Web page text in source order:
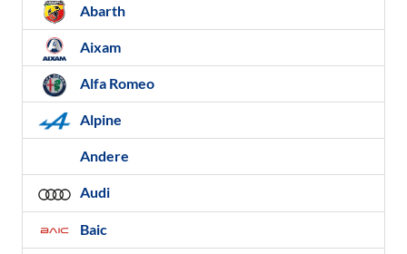
Abarth
Aixam
Alfa Romeo
Alpine
Andere
Audi
Baic